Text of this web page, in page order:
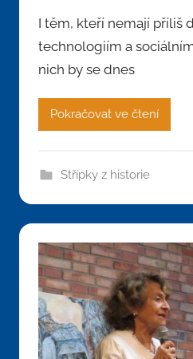
I těm, kteří nemají příliš
technologiím a
nich by se dnes
Pokračovat ve čtení
Střípky z historie